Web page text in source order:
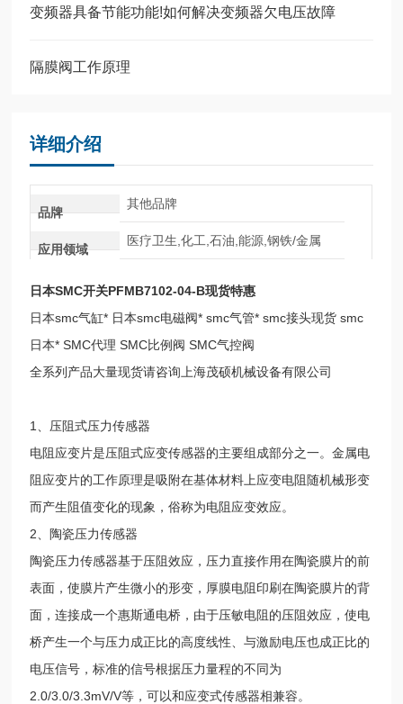
变频器具备节能功能!如何解决变频器欠电压故障
隔膜阀工作原理
详细介绍
品牌
其他品牌
应用领域
医疗卫生,化工,石油,能源,钢铁/金属
日本SMC开关PFMB7102-04-B现货特惠
日本smc气缸* 日本smc电磁阀* smc气管* smc接头现货 smc
日本* SMC代理 SMC比例阀 SMC气控阀
全系列产品大量现货请咨询上海茂硕机械设备有限公司
1、压阻式压力传感器
电阻应变片是压阻式应变传感器的主要组成部分之一。金属电
阻应变片的工作原理是吸附在基体材料上应变电阻随机械形变
而产生阻值变化的现象，俗称为电阻应变效应。
2、陶瓷压力传感器
陶瓷压力传感器基于压阻效应，压力直接作用在陶瓷膜片的前
表面，使膜片产生微小的形变，厚膜电阻印刷在陶瓷膜片的背
面，连接成一个惠斯通电桥，由于压敏电阻的压阻效应，使电
桥产生一个与压力成正比的高度线性、与激励电压也成正比的
电压信号，标准的信号根据压力量程的不同为
2.0/3.0/3.3mV/V等，可以和应变式传感器相兼容。